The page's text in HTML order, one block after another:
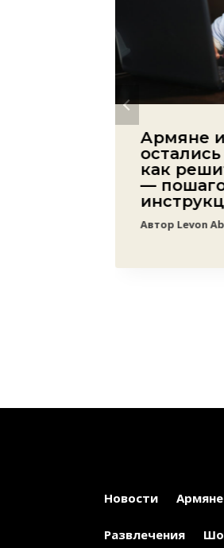
Армяне
как
—
Автор Levon
Новости Армяне
Развлечения